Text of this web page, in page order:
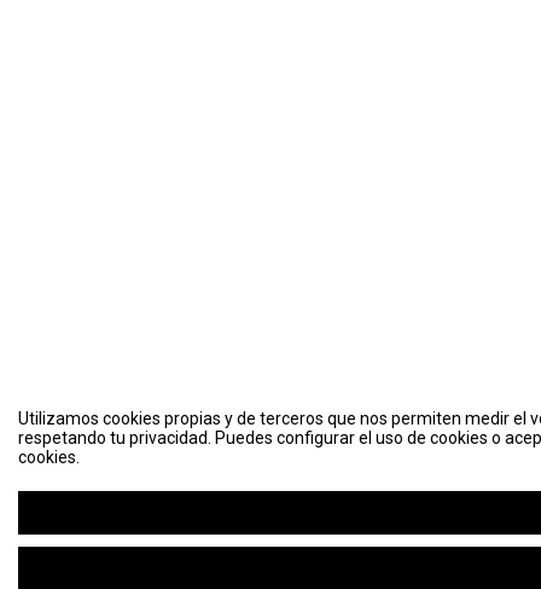
Utilizamos cookies propias y de terceros que nos permiten medir el
respetando tu privacidad. Puedes configurar el uso de cookies o
cookies.